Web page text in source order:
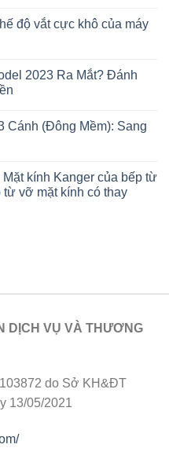
độ vắt cực khô của máy
2023 Ra Mắt? Đánh
Cánh (Đông Mềm): Sang
kính Kanger của bếp từ
từ vỡ mặt kính có thay
DỊCH VỤ VÀ THƯƠNG
do Sở KH&ĐT
13/05/2021